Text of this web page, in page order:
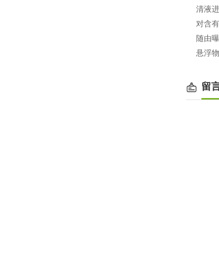
清液
对含
随由
悬浮
留